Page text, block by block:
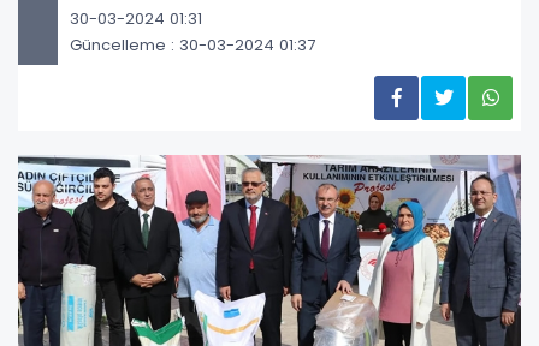
30-03-2024 01:31
Güncelleme : 30-03-2024 01:37